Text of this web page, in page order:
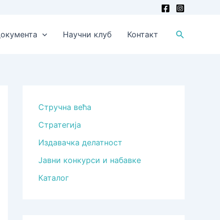
Научни клуб Контакт Претрага
Стручна већа
Стратегија
Издавачка делатност
Јавни конкурси и набавке
Каталог